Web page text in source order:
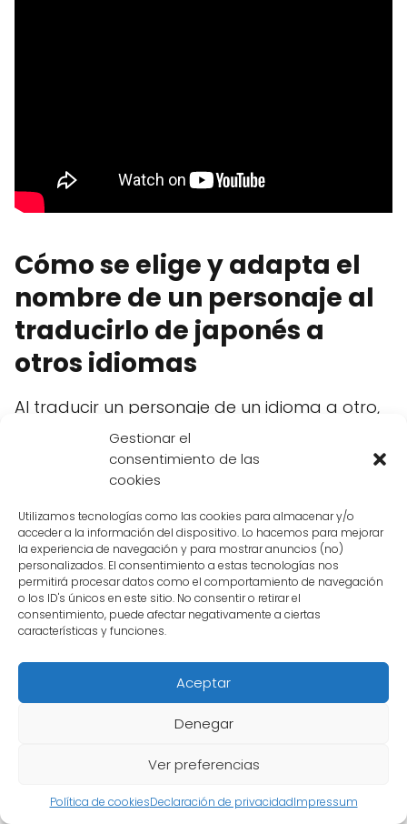
Gestionar el
consentimiento de las
cookies
Utilizamos tecnologías como las cookies para almacenar y/o
acceder a la información del dispositivo. Lo hacemos para mejorar
la experiencia de navegación y para mostrar anuncios (no)
personalizados. El consentimiento a estas tecnologías nos
permitirá procesar datos como el comportamiento de navegación
o los ID's únicos en este sitio. No consentir o retirar el
consentimiento, puede afectar negativamente a ciertas
características y funciones.
Aceptar
Denegar
Ver preferencias
Política de cookiesDeclaración de privacidadImpressum
Cómo se elige y adapta el
nombre de un personaje al
traducirlo de japonés a
otros idiomas
Al traducir un personaje de un idioma a otro,
como en el caso de Trunks de Dragon Ball, es
importante tomar en cuenta el
original del nombre
encontrar una adaptación que conserve su
esencia y resonancia en el nuevo idioma.
Significado de Trunks en japonés
En el caso de Trunks, su nombre en japonés es
palabra inglesa "trunks" que significa "baúl" o
"maleta". Este nombre fue elegido para
representar el hecho de que Trunks utiliza una